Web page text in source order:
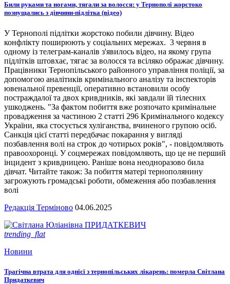
Били руками та ногами, тягали за волосся: у Тернополі жорстоко
познущались з дівчини-підлітка (відео)
У Тернополі підлітки жорстоко побили дівчину. Відео
конфлікту поширюють у соціальних мережах. 3 червня в
одному із телеграм-каналів з'явилось відео, на якому група
підлітків штовхає, тягає за волосся та всіляко ображає дівчину.
Працівники Тернопільського районного управління поліції, за
допомогою аналітиків кримінального аналізу та інспекторів
ювенальної превенції, оперативно встановили особу
постраждалої та двох кривдників, які завдали їй тілесних
ушкоджень. "За фактом побиття вже розпочато кримінальне
провадження за частиною 2 статті 296 Кримінального кодексу
України, яка стосується хуліганства, вчиненого групою осіб.
Санкція цієї статті передбачає покарання у вигляді
позбавлення волі на строк до чотирьох років", - повідомляють
правоохоронці. У соцмережах повідомляють, що це не перший
інцидент з кривдницею. Раніше вона неодноразово била
дівчат. Читайте також: За побиття матері тернополянину
загрожують громадські роботи, обмеження або позбавлення
волі
Редакція Терміново 04.06.2025
trending_flat
Новини
Трагічна втрата для однієї з тернопільських лікарень: померла Світлана
Придаткевич